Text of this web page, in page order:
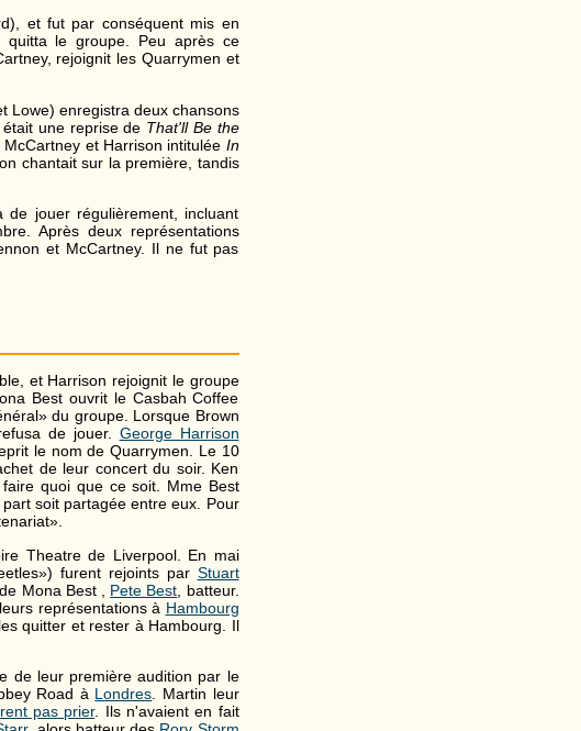
et fut par conséquent mis en
quitta le groupe. Peu après ce
rejoignit les Quarrymen et
Lowe) enregistra deux chansons
une reprise de That'll Be the
et Harrison intitulée In
chantait sur la première, tandis
jouer régulièrement, incluant
Après deux représentations
et McCartney. Il ne fut pas
et Harrison rejoignit le groupe
Best ouvrit le Casbah Coffee
du groupe. Lorsque Brown
de jouer. George Harrison
le nom de Quarrymen. Le 10
de leur concert du soir. Ken
quoi que ce soit. Mme Best
soit partagée entre eux. Pour
Theatre de Liverpool. En mai
furent rejoints par Stuart
Mona Best , Pete Best , batteur.
représentations à Hambourg
quitter et rester à Hambourg. Il
de leur première audition par le
Road à Londres . Martin leur
pas prier. Ils n'avaient en fait